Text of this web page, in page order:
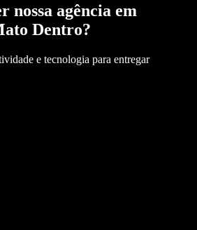
nossa agência em
Dentro?
e tecnologia para entregar